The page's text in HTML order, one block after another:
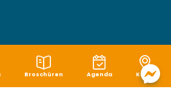
Broschüren Agenda Karte